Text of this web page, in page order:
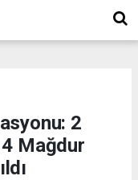
2
Mağdur